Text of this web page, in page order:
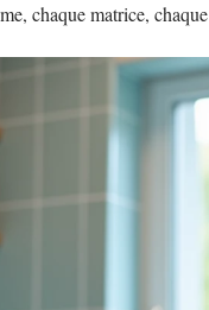
chaque matrice,